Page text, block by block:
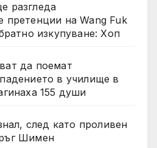
разгледа
претенции на Wang Fuk
изкупуване: Хоп
да поемат
в училище в
155 души
след като проливен
Шимен